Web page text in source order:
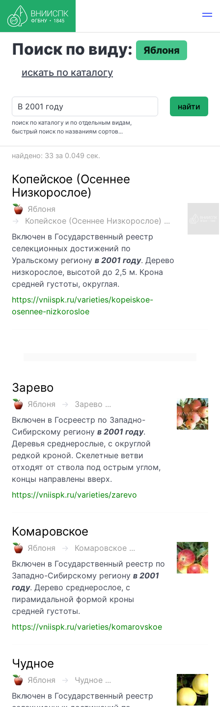
Поиск по виду:
Яблоня
искать по каталогу
поиск по каталогу и по отдельным видам,
быстрый поиск по названиям сортов...
найти
найдено: 33 за 0.049 сек.
Копейское (Осеннее
Низкорослое)
Яблоня
Копейское (Осеннее Низкорослое) ...
Включен в Государственный реестр
селекционных достижений по
Уральскому региону в 2001 году. Дерево
низкорослое, высотой до 2,5 м. Крона
средней густоты, округлая.
https://vniispk.ru/varieties/kopeiskoe-
osennee-nizkorosloe
Зарево
Яблоня
Зарево ...
Включен в Госреестр по Западно-
Сибирскому региону в 2001 году.
Деревья среднерослые, с округлой
редкой кроной. Скелетные ветви
отходят от ствола под острым углом,
концы направлены вверх.
https://vniispk.ru/varieties/zarevo
Комаровское
Яблоня
Комаровское ...
Включен в Государственный реестр по
Западно-Сибирскому региону в 2001
году. Дерево среднерослое, с
пирамидальной формой кроны
средней густоты.
https://vniispk.ru/varieties/komarovskoe
Чудное
Яблоня
Чудное ...
Включен в Государственный реестр